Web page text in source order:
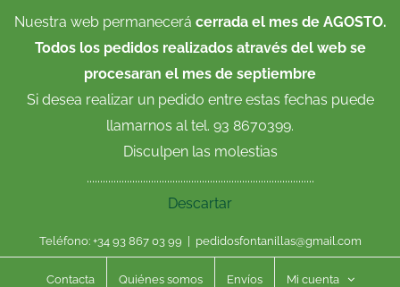
Nuestra web permanecerá cerrada el mes de AGOSTO.
Todos los pedidos realizados através del web se
procesaran el mes de septiembre
Si desea realizar un pedido entre estas fechas puede
llamarnos al tel. 93 8670399.
Disculpen las molestias
.....................................................................................
Descartar
Teléfono: +34 93 867 03 99 pedidosfontanillas@gmail.com
Contacta Quiénes somos Envíos Mi cuenta